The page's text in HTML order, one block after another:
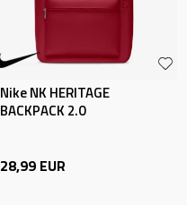
Nike NK HERITAGE
BACKPACK 2.0
28,99 EUR